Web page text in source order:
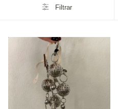
Filtrar